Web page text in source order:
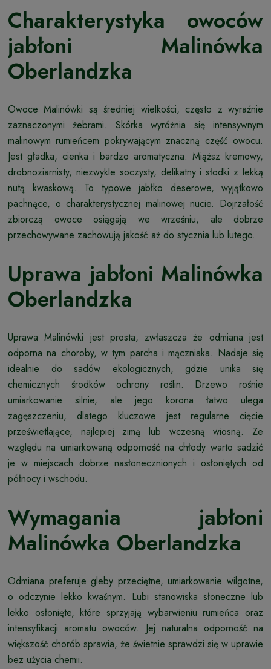
Charakterystyka owoców
jabłoni Malinówka
Oberlandzka
Owoce Malinówki są średniej wielkości, często z wyraźnie
zaznaczonymi żebrami. Skórka wyróżnia się intensywnym
malinowym rumieńcem pokrywającym znaczną część owocu.
Jest gładka, cienka i bardzo aromatyczna. Miąższ kremowy,
drobnoziarnisty, niezwykle soczysty, delikatny i słodki z lekką
nutą kwaskową. To typowe jabłko deserowe, wyjątkowo
pachnące, o charakterystycznej malinowej nucie. Dojrzałość
zbiorczą owoce osiągają we wrześniu, ale dobrze
przechowywane zachowują jakość aż do stycznia lub lutego.
Uprawa jabłoni Malinówka
Oberlandzka
Uprawa Malinówki jest prosta, zwłaszcza że odmiana jest
odporna na choroby, w tym parcha i mączniaka. Nadaje się
idealnie do sadów ekologicznych, gdzie unika się
chemicznych środków ochrony roślin. Drzewo rośnie
umiarkowanie silnie, ale jego korona łatwo ulega
zagęszczeniu, dlatego kluczowe jest regularne cięcie
prześwietlające, najlepiej zimą lub wczesną wiosną. Ze
względu na umiarkowaną odporność na chłody warto sadzić
je w miejscach dobrze nasłonecznionych i osłoniętych od
północy i wschodu.
Wymagania jabłoni
Malinówka Oberlandzka
Odmiana preferuje gleby przeciętne, umiarkowanie wilgotne,
o odczynie lekko kwaśnym. Lubi stanowiska słoneczne lub
lekko osłonięte, które sprzyjają wybarwieniu rumieńca oraz
intensyfikacji aromatu owoców. Jej naturalna odporność na
większość chorób sprawia, że świetnie sprawdzi się w uprawie
bez użycia chemii.